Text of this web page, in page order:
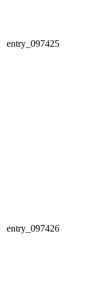
entry_097425
entry_097426